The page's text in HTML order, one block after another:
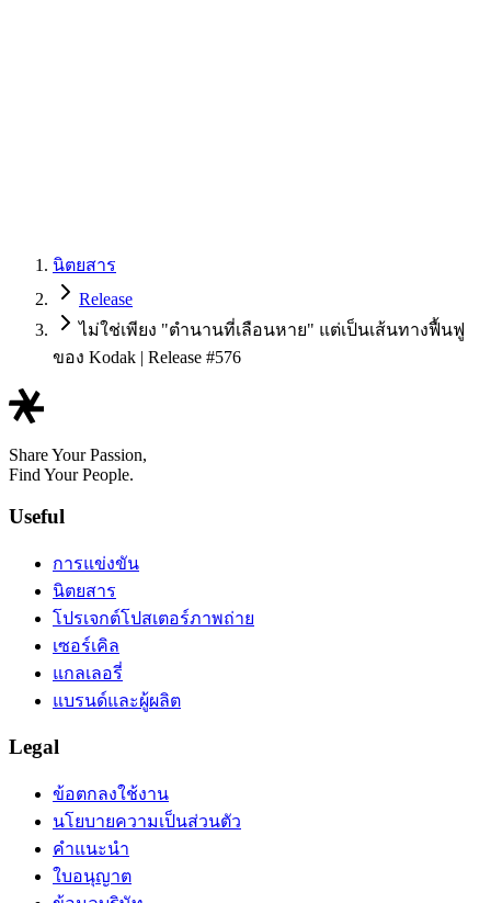
นิตยสาร
Release
ไม่ใช่เพียง "ตำนานที่เลือนหาย" แต่เป็นเส้นทางฟื้นฟู
ของ Kodak | Release #576
Share Your Passion,
Find Your People.
Useful
การแข่งขัน
นิตยสาร
โปรเจกต์โปสเตอร์ภาพถ่าย
เซอร์เคิล
แกลเลอรี่
แบรนด์และผู้ผลิต
Legal
ข้อตกลงใช้งาน
นโยบายความเป็นส่วนตัว
คำแนะนำ
ใบอนุญาต